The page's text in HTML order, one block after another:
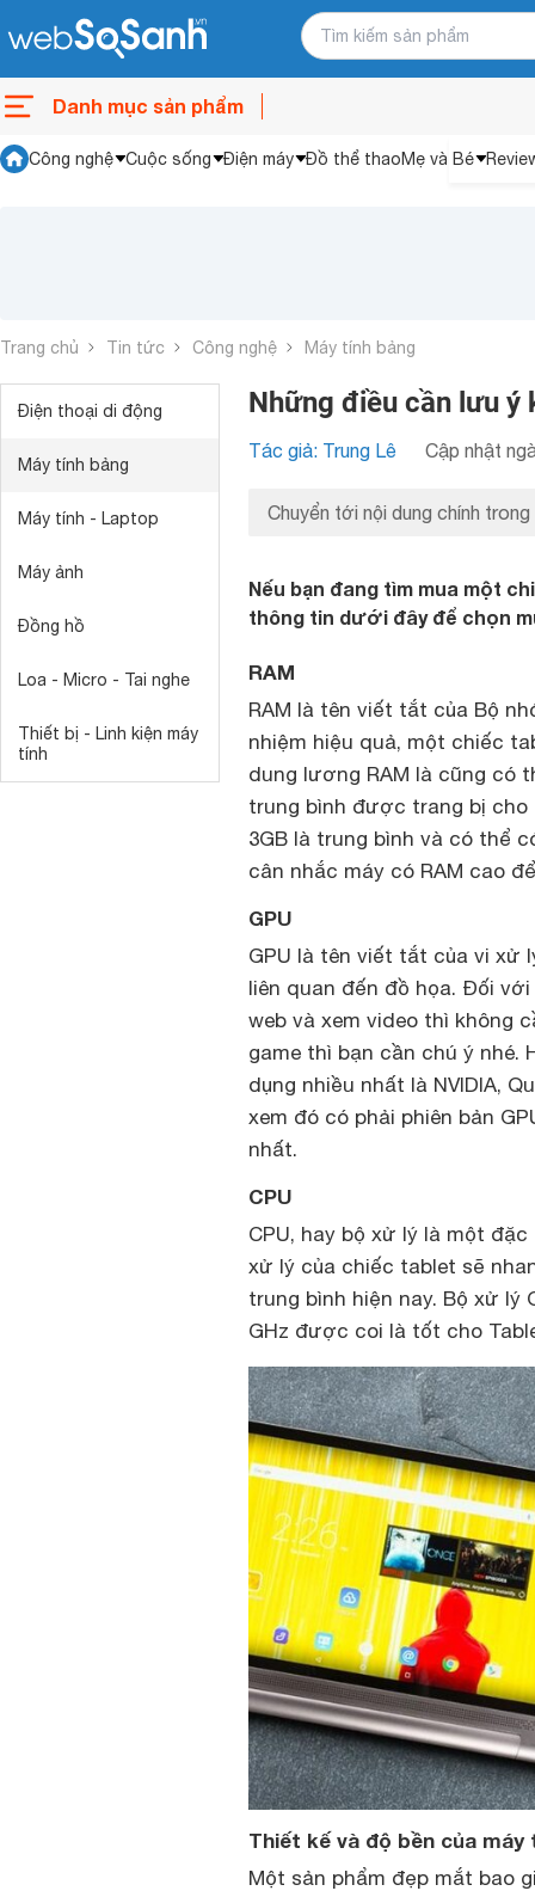
Danh mục sản phẩm
Công nghệ Cuộc sống Điện máy Đồ thể thaoMẹ và Bé
Trang chủ Tin tức Công nghệ Máy tính bảng
Điện thoại di động
Máy tính bảng
Máy tính - Laptop
Máy ảnh
Đồng hồ
Loa - Micro - Tai nghe
Thiết bị - Linh kiện máy
tính
Những điều cần lưu ý
Tác giả: Trung Lê Cập nhật
Chuyển tới nội dung chính trong
Nếu bạn đang tìm mua một
thông tin dưới đây để chọn
RAM
RAM là tên viết tắt của Bộ
nhiệm hiệu quả, một chiếc
dung lương RAM là cũng có
trung bình được trang bị cho
3GB là trung bình và có thể
cân nhắc máy có RAM cao
GPU
GPU là tên viết tắt của vi xử
liên quan đến đồ họa. Đối
web và xem video thì không
game thì bạn cần chú ý nhé.
dụng nhiều nhất là NVIDIA,
xem đó có phải phiên bản
nhất.
CPU
CPU, hay bộ xử lý là một
xử lý của chiếc tablet sẽ
trung bình hiện nay. Bộ xử
GHz được coi là tốt cho
Thiết kế và độ bền của máy
Một sản phẩm đẹp mắt bao